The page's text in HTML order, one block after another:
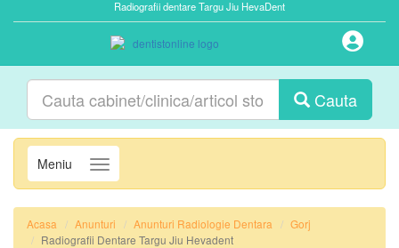
Radiografii dentare Targu Jiu HevaDent
Cauta
Meniu Navigatie
Acasa Anunturi Anunturi Radiologie Dentara
Gorj
Radiografii Dentare Targu Jiu Hevadent